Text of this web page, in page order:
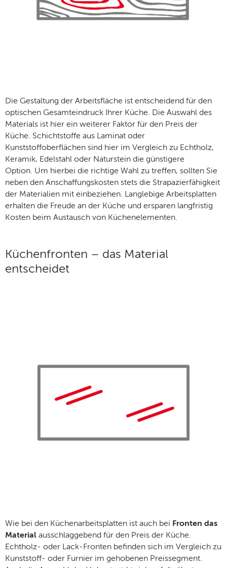
Die Gestaltung der Arbeitsfläche ist entscheidend für den
optischen Gesamteindruck Ihrer Küche. Die Auswahl des
Materials ist hier ein weiterer Faktor für den Preis der
Küche. Schichtstoffe aus Laminat oder
Kunststoffoberflächen sind hier im Vergleich zu Echtholz,
Keramik, Edelstahl oder Naturstein die günstigere
Option. Um hierbei die richtige Wahl zu treffen, sollten Sie
neben den Anschaffungskosten stets die Strapazierfähigkeit
der Materialien mit einbeziehen. Langlebige Arbeitsplatten
erhalten die Freude an der Küche und ersparen langfristig
Kosten beim Austausch von Küchenelementen.
Küchenfronten – das Material
entscheidet
Wie bei den Küchenarbeitsplatten ist auch bei Fronten das
Material ausschlaggebend für den Preis der Küche.
Echtholz- oder Lack-Fronten befinden sich im Vergleich zu
Kunststoff- oder Furnier im gehobenen Preissegment.